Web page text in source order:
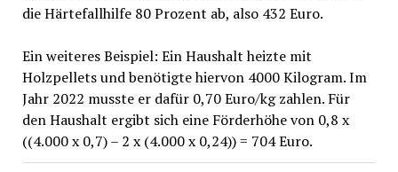
die Härtefallhilfe 80 Prozent ab, also 432 Euro.
Ein weiteres Beispiel: Ein Haushalt heizte mit
Holzpellets und benötigte hiervon 4000 Kilogram. Im
Jahr 2022 musste er dafür 0,70 Euro/kg zahlen. Für
den Haushalt ergibt sich eine Förderhöhe von 0,8 x
((4.000 x 0,7) – 2 x (4.000 x 0,24)) = 704 Euro.